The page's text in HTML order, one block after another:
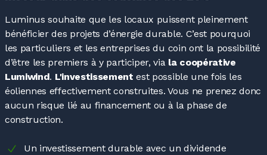
Luminus souhaite que les locaux puissent pleinement
bénéficier des projets d’énergie durable. C’est pourquoi
les particuliers et les entreprises du coin ont la possibilité
d’être les premiers à y participer, via la coopérative
Lumiwind. L'investissementest possible une fois les
éoliennes effectivement construites. Vous ne prenez donc
aucun risque lié au financement ou à la phase de
construction.
Un investissement durable avec un dividende